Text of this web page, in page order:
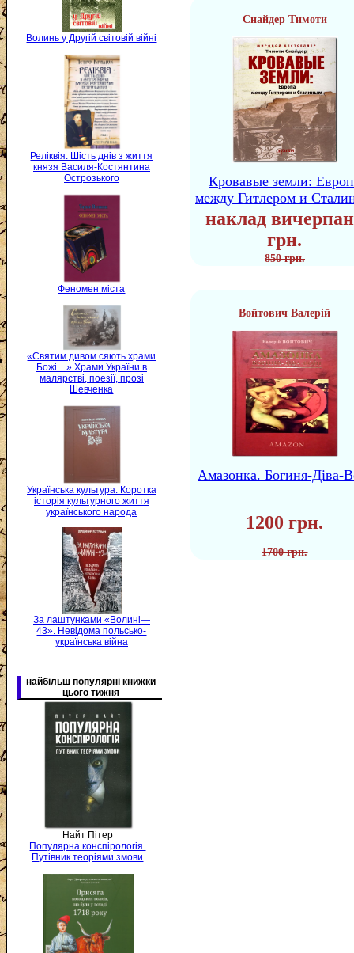
Волинь у Другій світовій війні
Реліквія. Шість днів з життя
князя Василя-Костянтина
Острозького
Феномен міста
«Святим дивом сяють храми
Божі…» Храми України в
малярстві, поезії, прозі
Шевченка
Українська культура. Коротка
історія культурного життя
українського народа
За лаштунками «Волині—
43». Невідома польсько-
українська війна
найбільш популярні книжки
цього тижня
Найт Пітер
Популярна конспірологія.
Путівник теоріями змови
Снайдер Тимоти
Кровавые земли:
между Гитлером и
наклад
грн.
850 грн.
Войтович Валерій
Амазонка. Богиня-Діва-
1200 грн.
1700 грн.